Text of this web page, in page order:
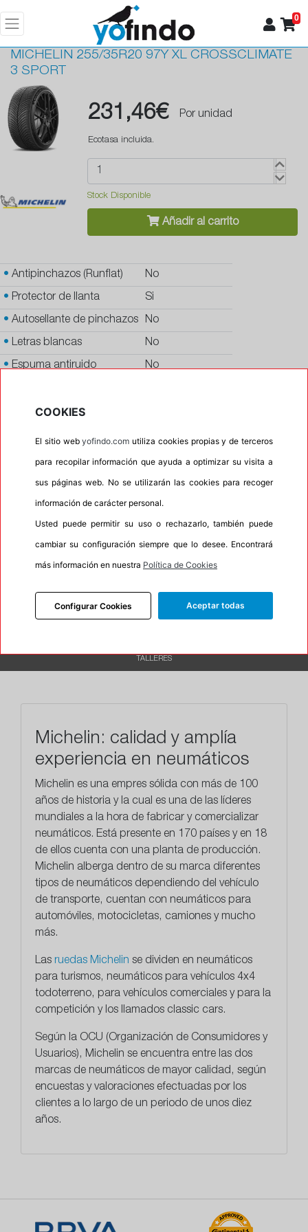
0
MICHELIN 255/35R20 97Y XL CROSSCLIMATE
3 SPORT
231,46€ Por unidad
Ecotasa incluida.
Stock Disponible
Añadir al carrito
• Antipinchazos (Runflat) No
• Protector de llanta Si
• Autosellante de pinchazos No
• Letras blancas No
•Espuma antiruido No
Banda blanca
PREMIUM
P.O.R. No
Oportunidad No
Etiqueta energética Información Eprel
INFORMACIÓN
TALLERES
Michelin: calidad y amplía
experiencia en neumáticos
Michelin es una empres sólida con más de 100
años de historia y la cual es una de las líderes
mundiales a la hora de fabricar y comercializar
neumáticos. Está presente en 170 países y en 18
de ellos cuenta con una planta de producción.
Michelin alberga dentro de su marca diferentes
tipos de neumáticos dependiendo del vehículo
de transporte, cuentan con neumáticos para
automóviles, motocicletas, camiones y mucho
más.
Las ruedas Michelin se dividen en neumáticos
para turismos, neumáticos para vehículos 4x4
todoterreno, para vehículos comerciales y para la
competición y los llamados classic cars.
Según la OCU (Organización de Consumidores y
Usuarios), Michelin se encuentra entre las dos
marcas de neumáticos de mayor calidad, según
encuestas y valoraciones efectuadas por los
clientes a lo largo de un periodo de unos diez
años.
COOKIES
El sitio webyofindo.com utiliza cookies propias y de terceros
para recopilar información que ayuda a optimizar su visita a
sus páginas web. No se utilizarán las cookies para recoger
información de carácter personal.
Usted puede permitir su uso o rechazarlo, también puede
cambiar su configuración siempre que lo desee. Encontrará
más información en nuestra Política de Cookies
Configurar Cookies Aceptar todas